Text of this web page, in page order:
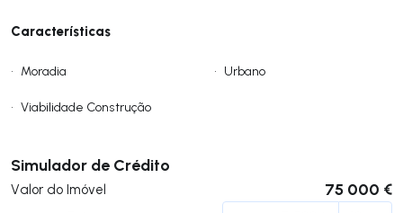
Características
• Moradia • Urbano
• Viabilidade Construção
Simulador de Crédito
Valor do Imóvel 75 000 €
Submeter